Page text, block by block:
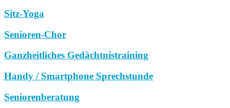
Sitz-Yoga
Senioren-Chor
Ganzheitliches Gedächtnistraining
Handy / Smartphone Sprechstunde
Seniorenberatung